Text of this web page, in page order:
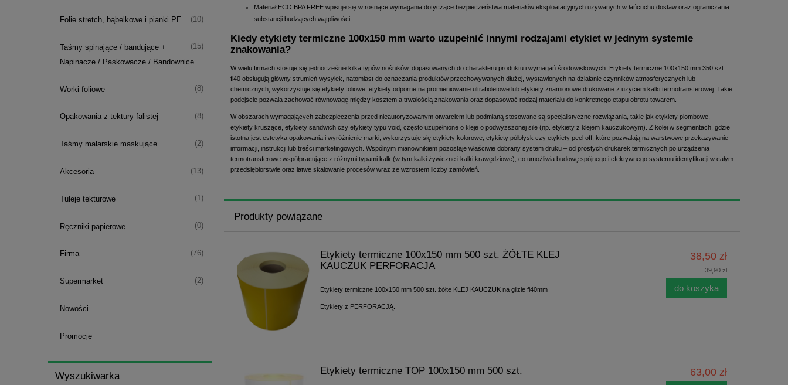
Folie stretch, bąbelkowe i pianki PE (10)
Taśmy spinające / bandujące +
Napinacze / Paskowacze / Bandownice
(15)
Worki foliowe (8)
Opakowania z tektury falistej (8)
Taśmy malarskie maskujące (2)
Akcesoria (13)
Tuleje tekturowe (1)
Ręczniki papierowe (0)
Firma (76)
Supermarket (2)
Nowości
Promocje
Wyszukiwarka
Materiał ECO BPA FREE wpisuje się w rosnące wymagania dotyczące bezpieczeństwa materiałów eksploatacyjnych używanych w łańcuchu dostaw oraz ograniczania
substancji budzących wątpliwości.
Kiedy etykiety termiczne 100x150 mm warto uzupełnić innymi rodzajami etykiet w jednym systemie
znakowania?
W wielu firmach stosuje się jednocześnie kilka typów nośników, dopasowanych do charakteru produktu i wymagań środowiskowych. Etykiety termiczne 100x150 mm 350 szt.
fi40 obsługują główny strumień wysyłek, natomiast do oznaczania produktów przechowywanych dłużej, wystawionych na działanie czynników atmosferycznych lub
chemicznych, wykorzystuje się etykiety foliowe, etykiety odporne na promieniowanie ultrafioletowe lub etykiety znamionowe drukowane z użyciem kalki termotransferowej. Takie
podejście pozwala zachować równowagę między kosztem a trwałością znakowania oraz dopasować rodzaj materiału do konkretnego etapu obrotu towarem.
W obszarach wymagających zabezpieczenia przed nieautoryzowanym otwarciem lub podmianą stosowane są specjalistyczne rozwiązania, takie jak etykiety plombowe,
etykiety kruszące, etykiety sandwich czy etykiety typu void, często uzupełnione o kleje o podwyższonej sile (np. etykiety z klejem kauczukowym). Z kolei w segmentach, gdzie
istotna jest estetyka opakowania i wyróżnienie marki, wykorzystuje się etykiety kolorowe, etykiety półbłysk czy etykiety peel off, które pozwalają na warstwowe przekazywanie
informacji, instrukcji lub treści marketingowych. Wspólnym mianownikiem pozostaje właściwie dobrany system druku – od prostych drukarek termicznych po urządzenia
termotransferowe współpracujące z różnymi typami kalk (w tym kalki żywiczne i kalki krawędziowe), co umożliwia budowę spójnego i efektywnego systemu identyfikacji w całym
przedsiębiorstwie oraz łatwe skalowanie procesów wraz ze wzrostem liczby zamówień.
Produkty powiązane
Etykiety termiczne 100x150 mm 500 szt. ŻÓŁTE KLEJ
KAUCZUK PERFORACJA
Etykiety termiczne 100x150 mm 500 szt. żółte KLEJ KAUCZUK na gilzie fi40mm
Etykiety z PERFORACJĄ.
38,50 zł
39,90 zł
do koszyka
Etykiety termiczne TOP 100x150 mm 500 szt. 63,00 zł